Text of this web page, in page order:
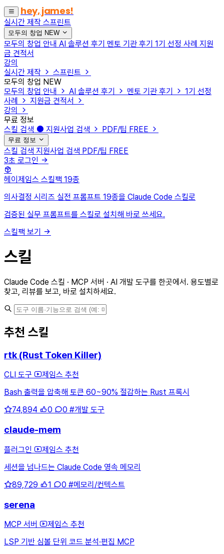
hey, james!
실시간 제작 스프린트
모두의 창업 NEW
모두의 창업 안내 AI 솔루션 후기 멘토 기관 후기 1기 선정 사례 지원
금 견적서
강의
실시간 제작
스프린트
모두의 창업 NEW
모두의 창업 안내
AI 솔루션 후기 멘토 기관 후기
1기 선정
사례
지원금 견적서
강의
무료 정보
스킬 검색
지원사업 검색 PDF/팁 FREE
무료 정보
스킬 검색 지원사업 검색 PDF/팁 FREE
3초 로그인
헤이제임스 스킬팩 19종
의사결정 시리즈 실전 프롬프트 19종을 Claude Code 스킬로
검증된 실무 프롬프트를 스킬로 설치해 바로 쓰세요.
스킬팩 보기
스킬
Claude Code 스킬 · MCP 서버 · AI 개발 도구를 한곳에서. 용도별로
찾고, 리뷰를 보고, 바로 설치하세요.
추천 스킬
rtk (Rust Token Killer)
CLI 도구
제임스 추천
Bash 출력을 압축해 토큰 60~90% 절감하는 Rust 프록시
74,894
0 0 #개발 도구
claude-mem
플러그인
제임스 추천
세션을 넘나드는 Claude Code 영속 메모리
89,729
1 0 #메모리/컨텍스트
serena
MCP 서버
제임스 추천
LSP 기반 심볼 단위 코드 분석·편집 MCP